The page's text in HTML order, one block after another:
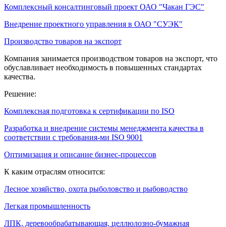
Комплексный консалтинговый проект ОАО "Чакан ГЭС"
Внедрение проектного управления в ОАО "СУЭК"
Производство товаров на экспорт
Компания занимается производством товаров на экспорт, что
обуславливает необходимость в повышенных стандартах
качества.
Решение:
Комплексная подготовка к сертификации по ISO
Разработка и внедрение системы менеджмента качества в
соответствии с требования-ми ISO 9001
Оптимизация и описание бизнес-процессов
К каким отраслям относится:
Лесное хозяйство, охота рыболовство и рыбоводство
Легкая промышленность
ЛПК, деревообрабатывающая, целлюлозно-бумажная